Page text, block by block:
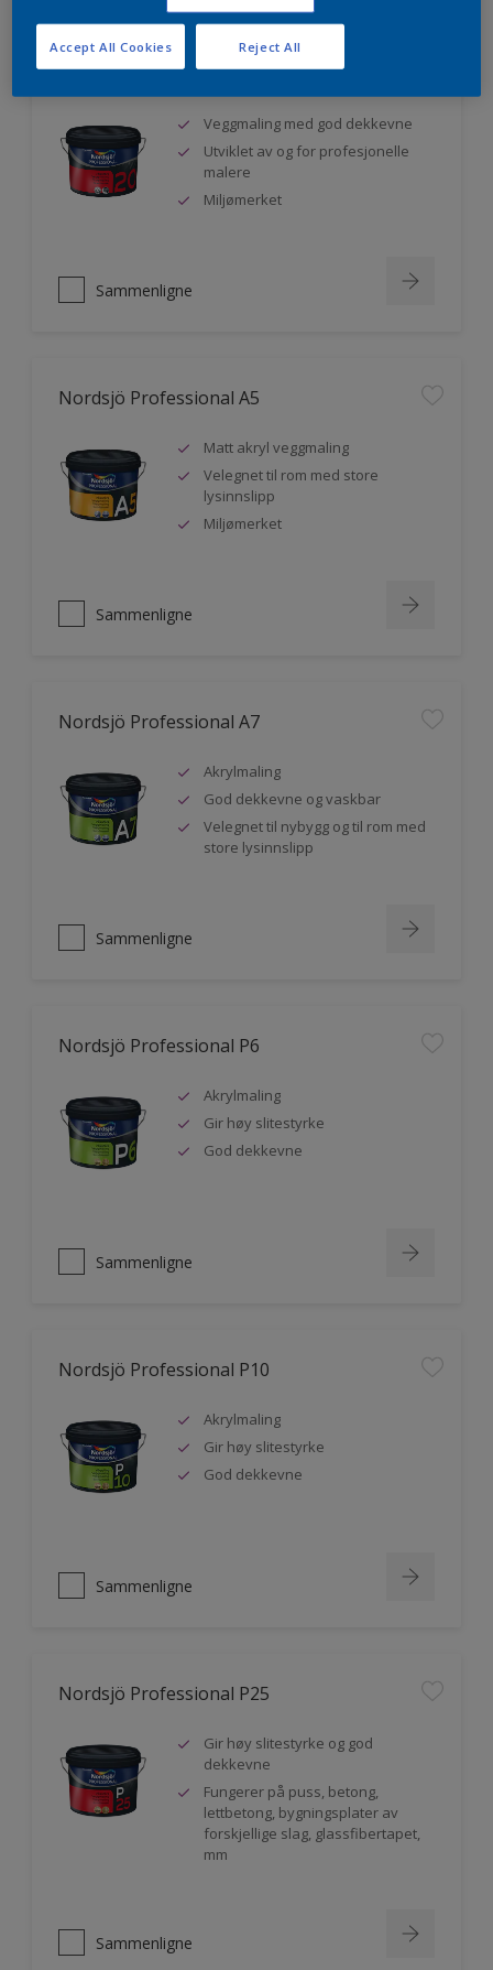
Nordsjö Professional 20
Veggmaling med god dekkevne
Utviklet av og for profesjonelle
malere
Miljømerket
Sammenligne
Nordsjö Professional A5
Matt akryl veggmaling
Velegnet til rom med store
lysinnslipp
Miljømerket
Sammenligne
Nordsjö Professional A7
Akrylmaling
God dekkevne og vaskbar
Velegnet til nybygg og til rom med
store lysinnslipp
Sammenligne
Nordsjö Professional P6
Akrylmaling
Gir høy slitestyrke
God dekkevne
Sammenligne
Nordsjö Professional P10
Akrylmaling
Gir høy slitestyrke
God dekkevne
Sammenligne
Nordsjö Professional P25
Gir høy slitestyrke og god
dekkevne
Fungerer på puss, betong,
lettbetong, bygningsplater av
forskjellige slag, glassfibertapet,
mm
Sammenligne
Reject All
Accept All Cookies